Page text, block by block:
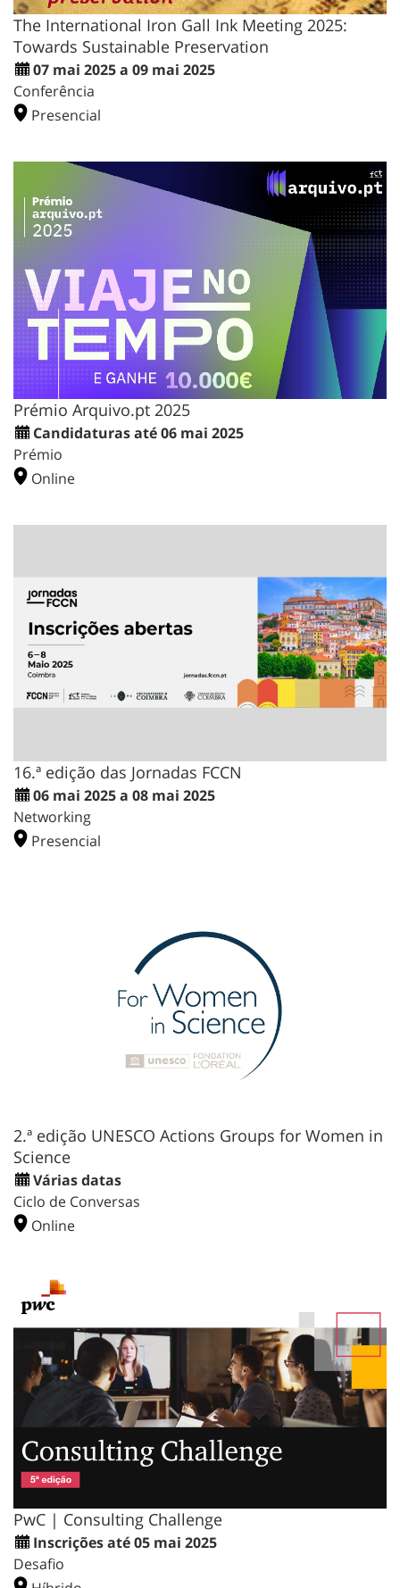
The International Iron Gall Ink Meeting 2025:
Towards Sustainable Preservation
07 mai 2025 a 09 mai 2025
Conferência
Presencial
Prémio Arquivo.pt 2025
Candidaturas até 06 mai 2025
Prémio
Online
16.ª edição das Jornadas FCCN
06 mai 2025 a 08 mai 2025
Networking
Presencial
2.ª edição UNESCO Actions Groups for Women in
Science
Várias datas
Ciclo de Conversas
Online
PwC | Consulting Challenge
Inscrições até 05 mai 2025
Desafio